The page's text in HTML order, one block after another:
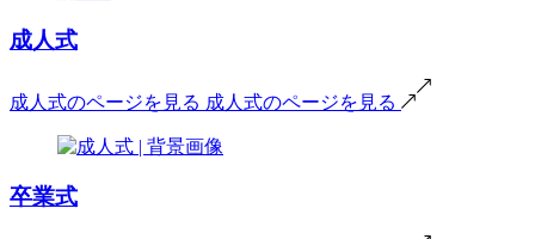
成人式
成人式のページを見る 成人式のページを見る
卒業式